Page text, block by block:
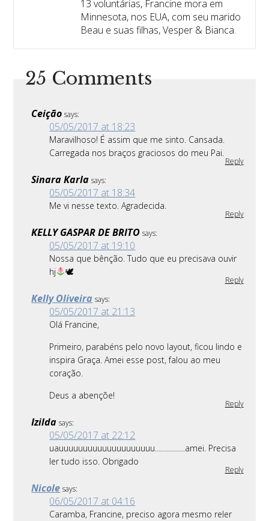
13 voluntárias, Francine mora em
Minnesota, nos EUA, com seu marido
Beau e suas filhas, Vesper & Bianca.
25 Comments
Ceição says:
05/05/2017 at 18:23
Maravilhoso! É assim que me sinto. Cansada.
Carregada nos braços graciosos do meu Pai.
Reply
Sinara Karla says:
05/05/2017 at 18:34
Me vi nesse texto. Agradecida.
Reply
KELLY GASPAR DE BRITO says:
05/05/2017 at 19:10
Nossa que bênção. Tudo que eu precisava ouvir
hj
🕊
Reply
Kelly Oliveira says:
05/05/2017 at 21:13
Olá Francine,
Primeiro, parabéns pelo novo layout, ficou lindo e
inspira Graça. Amei esse post, falou ao meu
coração.
Deus a abençõe!
Reply
Izilda says:
05/05/2017 at 22:12
uauuuuuuuuuuuuuuuuuuuu……………amei. Precisa
ler tudo isso. Obrigado
Reply
Nicole says:
06/05/2017 at 04:16
Caramba, Francine, preciso agora mesmo reler